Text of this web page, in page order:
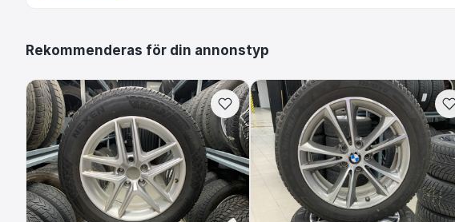
Rekommenderas för din annonstyp